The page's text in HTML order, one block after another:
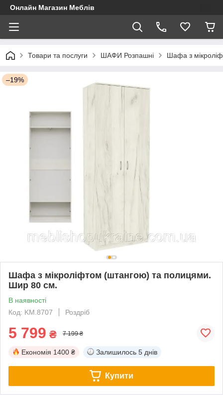
Онлайн Магазин Меблів
Товари та послуги ШАФИ Розпашні Шафа з
–19%
Шафа з мікроліфтом (штангою) та полицями.
Шир 80 см.
В наявності
Код: KM.8707
Роздріб
5 799 ₴ 7 199 ₴
Економія 1400 ₴ Залишилось 5 днів
Купити